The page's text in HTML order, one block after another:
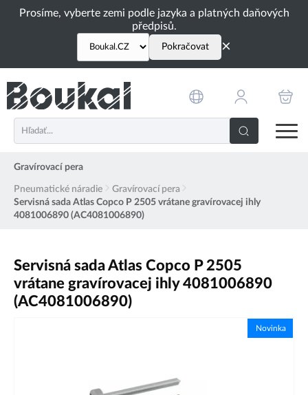
Prosíme, vyberte zemi podle jazyka a platných daňových
předpisů.
Pokračovat ×
Gravírovací pera
Pneumatické náradie
Gravírovací pera
Servisná sada Atlas Copco P 2505 vrátane gravírovacej ihly
4081006890 (AC4081006890)
Servisná sada Atlas Copco P 2505
vrátane gravírovacej ihly 4081006890
(AC4081006890)
Novinka